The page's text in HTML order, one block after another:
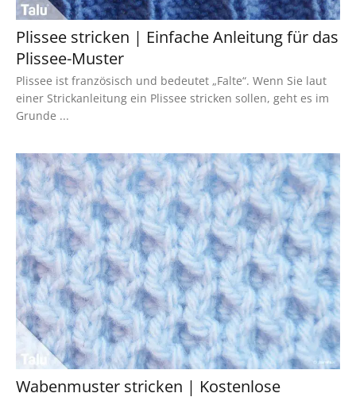
Plissee stricken | Einfache Anleitung für das
Plissee-Muster
Plissee ist französisch und bedeutet „Falte“. Wenn Sie laut
einer Strickanleitung ein Plissee stricken sollen, geht es im
Grunde ...
Wabenmuster stricken | Kostenlose